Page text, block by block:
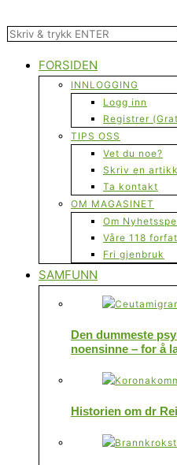
FORSIDEN
INNLOGGING
Logg inn
Registrer
TIPS OSS
Vet du noe?
Skriv en
Ta kontakt
OM MAGASINET
Om
Våre 118
Fri gjenbruk
SAMFUNN
Den dummeste
noensinne – for å
Historien om dr